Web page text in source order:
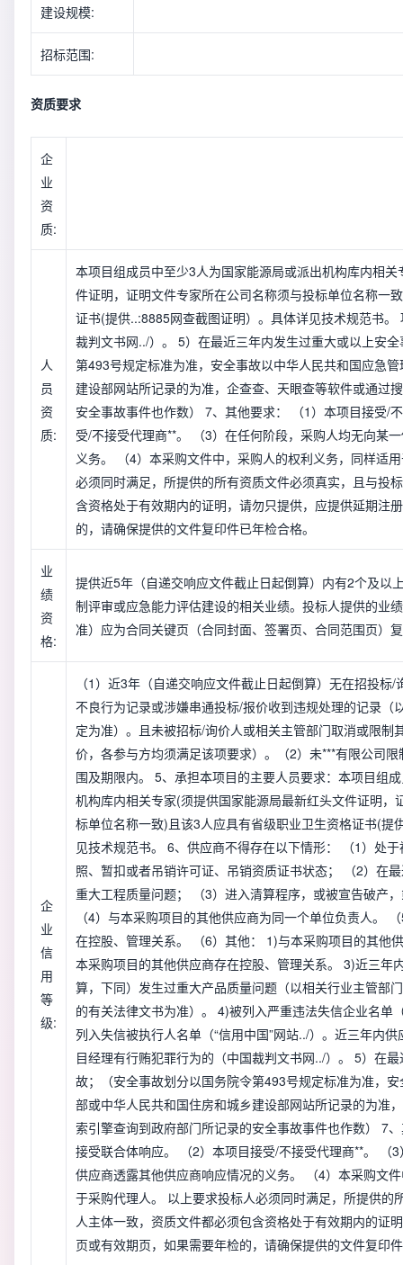
建设规模:
招标范围:
资质要求
企
业
资
质:
人
员
资
质:
本项目组成员中至少3人为国家能源局或派出机构库内相
件证明，证明文件专家所在公司名称须与投标单位名称一
证书(提供..:8885网查截图证明）。具体详见技术规范书
裁判文书网../）。 5）在最近三年内发生过重大或以上安
第493号规定标准为准，安全事故以中华人民共和国应急
建设部网站所记录的为准，企查查、天眼查等软件或通过
安全事故事件也作数） 7、其他要求： （1）本项目接受/
受/不接受代理商**。 （3）在任何阶段，采购人均无向某
义务。 （4）本采购文件中，采购人的权利义务，同样适
必须同时满足，所提供的所有资质文件必须真实，且与投
含资格处于有效期内的证明，请勿只提供，应提供延期注
的，请确保提供的文件复印件已年检合格。
业
绩
资
格:
提供近5年（自递交响应文件截止日起倒算）内有2个及以
制评审或应急能力评估建设的相关业绩。投标人提供的业
准）应为合同关键页（合同封面、签署页、合同范围页）
企
业
信
用
等
级:
（1）近3年（自递交响应文件截止日起倒算）无在招投标
不良行为记录或涉嫌串通投标/报价收到违规处理的记录（
定为准）。且未被招标/询价人或相关主管部门取消或限制
价，各参与方均须满足该项要求）。（2）未***有限公司
围及期限内。 5、承担本项目的主要人员要求：本项目组
机构库内相关专家(须提供国家能源局最新红头文件证明，
标单位名称一致)且该3人应具有省级职业卫生资格证书(提
见技术规范书。 6、供应商不得存在以下情形： （1）处
照、暂扣或者吊销许可证、吊销资质证书状态； （2）在
重大工程质量问题； （3）进入清算程序，或被宣告破产
（4）与本采购项目的其他供应商为同一个单位负责人。
在控股、管理关系。 （6）其他： 1)与本采购项目的其他
本采购项目的其他供应商存在控股、管理关系。 3)近三年
算，下同）发生过重大产品质量问题（以相关行业主管部
的有关法律文书为准）。 4)被列入严重违法失信企业名单
列入失信被执行人名单（“信用中国”网站../）。近三年内
目经理有行贿犯罪行为的（中国裁判文书网../）。 5）在
故；（安全事故划分以国务院令第493号规定标准为准，
部或中华人民共和国住房和城乡建设部网站所记录的为准
索引擎查询到政府部门所记录的安全事故事件也作数） 7
接受联合体响应。 （2）本项目接受/不接受代理商**。 （
供应商透露其他供应商响应情况的义务。 （4）本采购文
于采购代理人。 以上要求投标人必须同时满足，所提供的
人主体一致，资质文件都必须包含资格处于有效期内的证
页或有效期页，如果需要年检的，请确保提供的文件复印